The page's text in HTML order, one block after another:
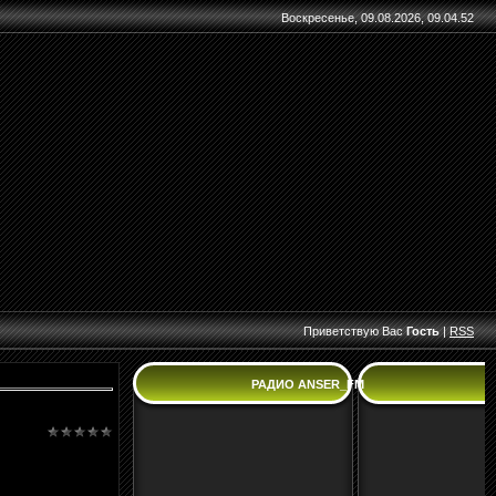
Воскресенье, 09.08.2026, 09.04.52
Приветствую Вас Гость|RSS
РАДИО ANSER_FM